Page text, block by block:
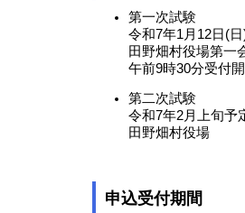
第一次試験
令和7年1月12日(
田野畑村役場第
午前9時30分受付
第二次試験
令和7年2月上旬予
田野畑村役場
申込受付期間